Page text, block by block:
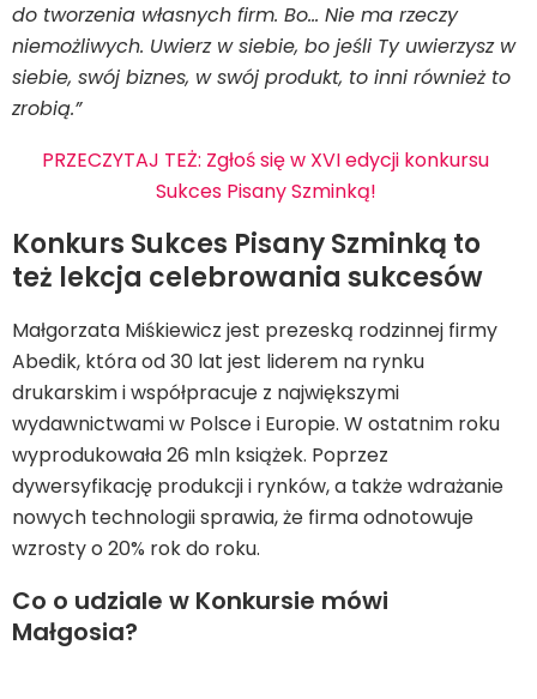
do tworzenia własnych firm. Bo… Nie ma rzeczy
niemożliwych. Uwierz w siebie, bo jeśli Ty uwierzysz w
siebie, swój biznes, w swój produkt, to inni również to
zrobią.”
PRZECZYTAJ TEŻ: Zgłoś się w XVI edycji konkursu
Sukces Pisany Szminką!
Konkurs Sukces Pisany Szminką to
też lekcja celebrowania sukcesów
Małgorzata Miśkiewicz jest prezeską rodzinnej firmy
Abedik, która od 30 lat jest liderem na rynku
drukarskim i współpracuje z największymi
wydawnictwami w Polsce i Europie. W ostatnim roku
wyprodukowała 26 mln książek. Poprzez
dywersyfikację produkcji i rynków, a także wdrażanie
nowych technologii sprawia, że firma odnotowuje
wzrosty o 20% rok do roku.
Co o udziale w Konkursie mówi
Małgosia?